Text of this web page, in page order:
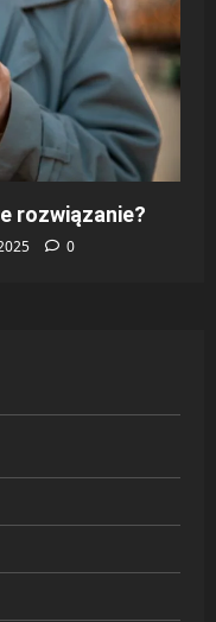
rozwiązanie?
0